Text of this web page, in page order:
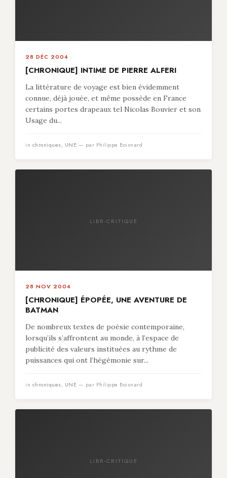
28 DÉC 2004
[CHRONIQUE] INTIME DE PIERRE ALFERI
La littérature de voyage est bien évidemment
connue, déjà jouée, et même possède en France
certains portes drapeaux tel Nicolas Bouvier et son
Usage du...
in chroniques, UNE — par Philippe Boisnard
LIBR-CRITIQUE
28 NOV 2004
[CHRONIQUE] ÉPOPÉE, UNE AVENTURE DE
BATMAN
De nombreux textes de poésie contemporaine,
lorsqu’ils s’affrontent au monde, à l’espace de
publicité des valeurs instituées au rythme de
puissances qui ont l’hégémonie sur...
in chroniques, UNE — par Philippe Boisnard
LIBR-CRITIQUE